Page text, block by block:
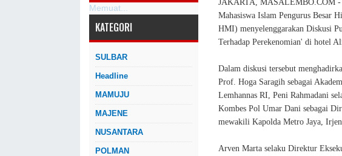
Memuat...
KATEGORI
SULBAR
Headline
MAMUJU
MAJENE
NUSANTARA
POLMAN
JAKARTA, MASALEMBO.COM -
Mahasiswa Islam Pengurus Besar
HMI) menyelenggarakan Diskusi
Terhadap Perekenomian' di hotel
Dalam diskusi tersebut
Prof. Hoga Saragih sebagai
Lemhannas RI, Peni Rahmadani
Kombes Pol Umar Dani sebagai
mewakili Kapolda Metro Jaya,
Arven Marta selaku Direktur